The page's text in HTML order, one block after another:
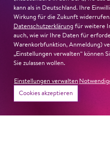
kann als in Deutschland. Ihre
Wirkung für die Zukunft
Datenschutzerklärung für weitere
auch, wie wir Ihre Daten für
Warenkorbfunktion, Anmeldung)
„Einstellungen verwalten“ können
Sie zulassen wollen.
Einstellungen verwalten
Cookies akzeptieren